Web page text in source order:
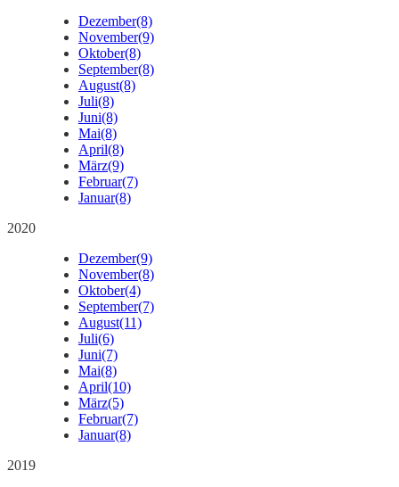
Dezember(8)
November(9)
Oktober(8)
September(8)
August(8)
Juli(8)
Juni(8)
Mai(8)
April(8)
März(9)
Februar(7)
Januar(8)
2020
Dezember(9)
November(8)
Oktober(4)
September(7)
August(11)
Juli(6)
Juni(7)
Mai(8)
April(10)
März(5)
Februar(7)
Januar(8)
2019